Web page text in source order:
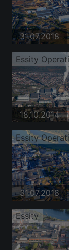
31.07.2018
Essity
18.10.2014
Essity
31.07.2018
Essity